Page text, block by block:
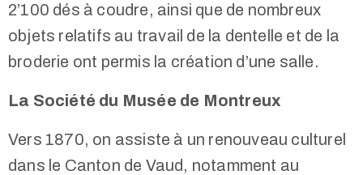
2’100 dés à coudre, ainsi que de nombreux
objets relatifs au travail de la dentelle et de la
broderie ont permis la création d’une salle.
La Société du Musée de Montreux
Vers 1870, on assiste à un renouveau culturel
dans le Canton de Vaud, notamment au